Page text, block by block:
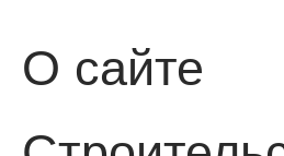
О сайте